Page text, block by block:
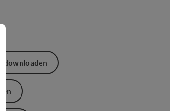
downloaden
- Menü öffnen